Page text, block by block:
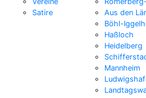
Satire
Aus den
Böhl-
Haßloch
Heidelberg
Mannheim